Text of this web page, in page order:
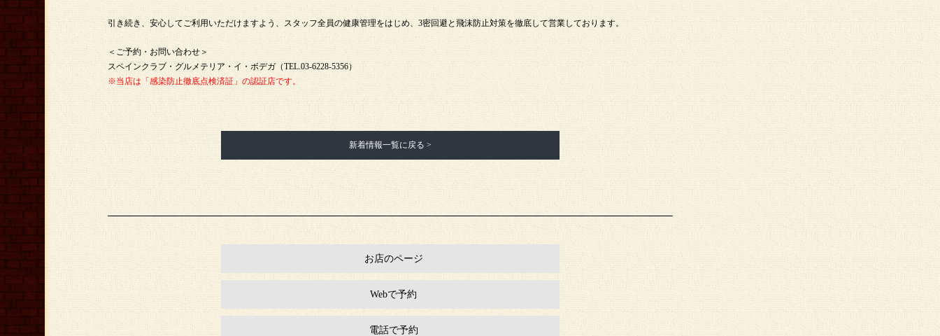
引き続き、安心してご利用いただけますよう、スタッフ全員の健康管理をはじめ、3密回避と飛沫防止対策を徹底して営業しております。
＜ご予約・お問い合わせ＞
スペインクラブ・グルメテリア・イ・ボデガ（TEL.03-6228-5356）
※当店は「感染防止徹底点検済証」の認証店です。
新着情報一覧に戻る >
お店のページ
Webで予約
電話で予約